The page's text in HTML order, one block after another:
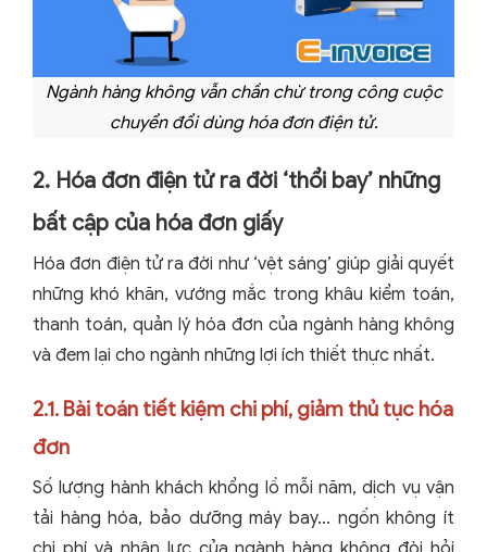
Ngành hàng không vẫn chần chừ trong công cuộc
chuyển đổi dùng hóa đơn điện tử.
2. Hóa đơn điện tử ra đời ‘thổi bay’ những
bất cập của hóa đơn giấy
Hóa đơn điện tử ra đời như ‘vệt sáng’ giúp giải quyết
những khó khăn, vướng mắc trong khâu kiểm toán,
thanh toán, quản lý hóa đơn của ngành hàng không
và đem lại cho ngành những lợi ích thiết thực nhất.
2.1. Bài toán tiết kiệm chi phí, giảm thủ tục hóa
đơn
Số lượng hành khách khổng lồ mỗi năm, dịch vụ vận
tải hàng hóa, bảo dưỡng máy bay… ngốn không ít